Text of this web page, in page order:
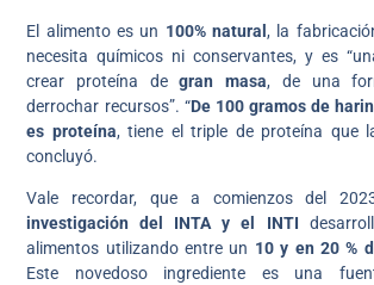
El alimento es un 100% natural, la
necesita químicos ni conservantes, y es
crear proteína degran masa, de una
derrochar recursos”. “De 100 gramos de
es proteína, tiene el triple de proteína que
concluyó.
Vale recordar, que a comienzos del
investigación del INTA y el INTI
alimentos utilizando entre un 10 y en 20 %
Este novedoso ingrediente es una